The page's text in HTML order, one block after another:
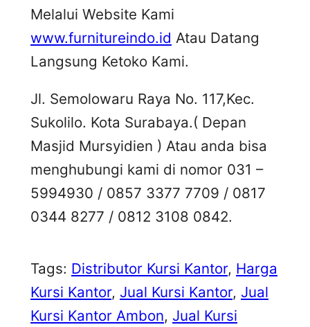
Melalui Website Kami
www.furnitureindo.id Atau Datang
Langsung Ketoko Kami.
Jl. Semolowaru Raya No. 117,Kec.
Sukolilo. Kota Surabaya.( Depan
Masjid Mursyidien ) Atau anda bisa
menghubungi kami di nomor 031 –
5994930 / 0857 3377 7709 / 0817
0344 8277 / 0812 3108 0842.
Tags: Distributor Kursi Kantor, Harga
Kursi Kantor, Jual Kursi Kantor, Jual
Kursi Kantor Ambon, Jual Kursi